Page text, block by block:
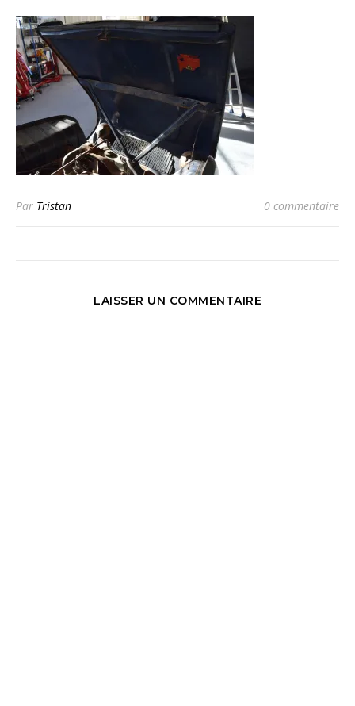
Par Tristan 0 commentaire
LAISSER UN COMMENTAIRE